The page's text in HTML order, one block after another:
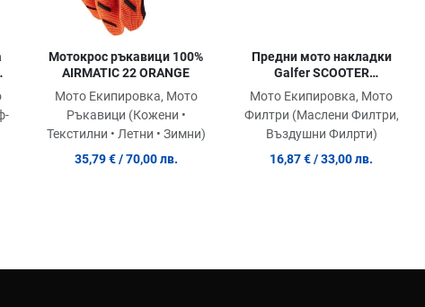
Мотокрос ръкавици 100%
AIRMATIC 22 ORANGE
Мото Екипировка, Мото
Ръкавици (Кожени •
Текстилни • Летни • Зимни)
35,79 €/ 70,00 лв.
Предни мото накладки
Galfer SCOOTER
FD118G1050
Мото Екипировка, Мото
Филтри (Маслени Филтри,
Въздушни Филрти)
16,87 €/ 33,00 лв.